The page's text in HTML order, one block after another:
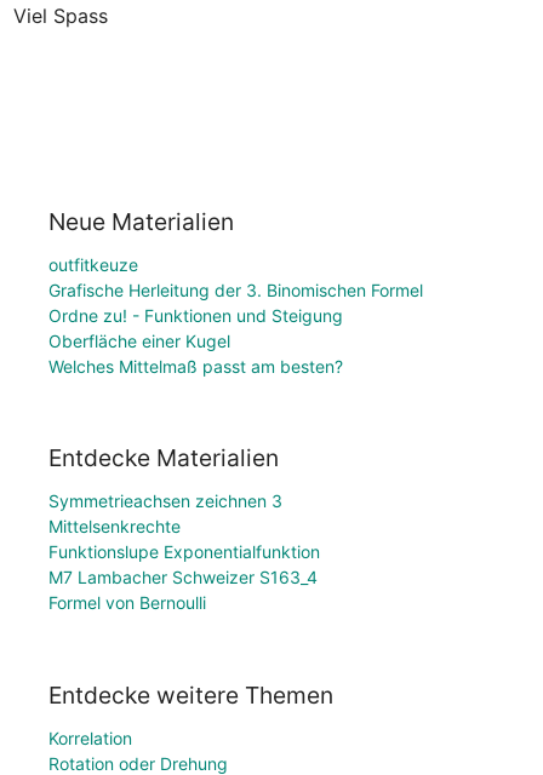
Viel Spass
Neue Materialien
outfitkeuze
Grafische Herleitung der 3. Binomischen Formel
Ordne zu! - Funktionen und Steigung
Oberfläche einer Kugel
Welches Mittelmaß passt am besten?
Entdecke Materialien
Symmetrieachsen zeichnen 3
Mittelsenkrechte
Funktionslupe Exponentialfunktion
M7 Lambacher Schweizer S163_4
Formel von Bernoulli
Entdecke weitere Themen
Korrelation
Rotation oder Drehung